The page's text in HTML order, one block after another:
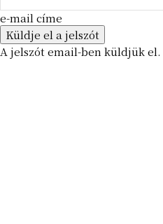
e-mail címe
A jelszót email-ben küldjük el.